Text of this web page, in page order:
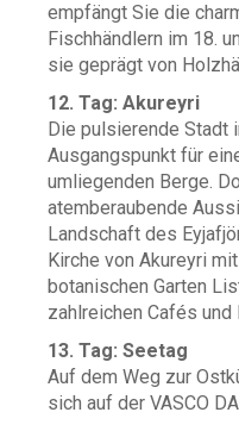
empfängt Sie die
Fischhändlern im 18.
sie geprägt von
12. Tag: Akureyri
Die pulsierende Stadt
Ausgangspunkt für
umliegenden Berge.
atemberaubende
Landschaft des
Kirche von Akureyri
botanischen Garten
zahlreichen Cafés
13. Tag: Seetag
Auf dem Weg zur
sich auf der VASCO